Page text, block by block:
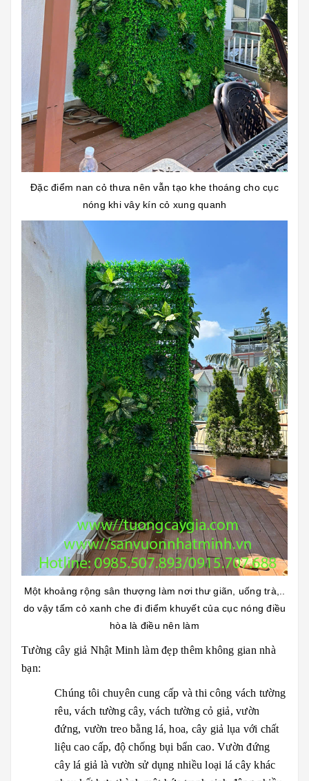
Đặc điểm nan cỏ thưa nên vẫn tạo khe thoáng cho cục
nóng khi vây kín cỏ xung quanh
Một khoảng rộng sân thượng làm nơi thư giãn, uống trà,..
do vậy tấm cỏ xanh che đi điểm khuyết của cục nóng điều
hòa là điều nên làm
Tường cây giả Nhật Minh làm đẹp thêm không gian nhà
bạn:
Chúng tôi chuyên cung cấp và thi công vách tường
rêu, vách tường cây, vách tường cỏ giả, vườn
đứng, vườn treo bằng lá, hoa, cây giả lụa với chất
liệu cao cấp, độ chống bụi bẩn cao. Vườn đứng
cây lá giả là vườn sử dụng nhiều loại lá cây khác